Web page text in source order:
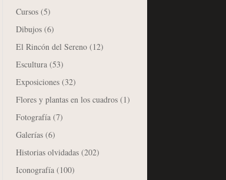
Cursos (5)
Dibujos (6)
El Rincón del Sereno (12)
Escultura (53)
Exposiciones (32)
Flores y plantas en los cuadros (1)
Fotografía (7)
Galerías (6)
Historias olvidadas (202)
Iconografía (100)